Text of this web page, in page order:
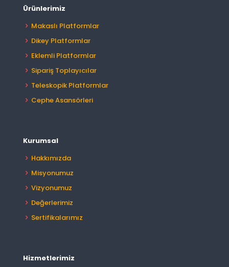
Ürünlerimiz
Makaslı Platformlar
Dikey Platformlar
Eklemli Platformlar
Sipariş Toplayıcılar
Teleskopik Platformlar
Cephe Asansörleri
Kurumsal
Hakkımızda
Misyonumuz
Vizyonumuz
Değerlerimiz
Sertifikalarımız
Hizmetlerimiz